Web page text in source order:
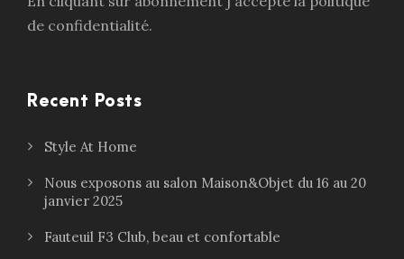
de confidentialité.
Recent Posts
Style At Home
Nous exposons au salon Maison&Objet du 16 au 20
janvier 2025
Fauteuil F3 Club, beau et confortable